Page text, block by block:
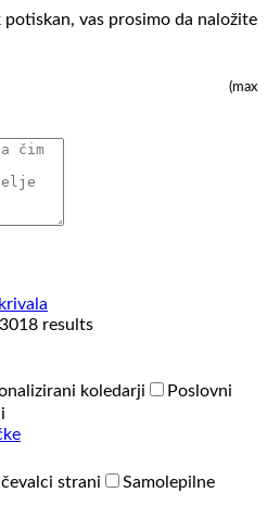
vas prosimo da naložite
(max
results
koledarji
Poslovni
strani
Samolepilne